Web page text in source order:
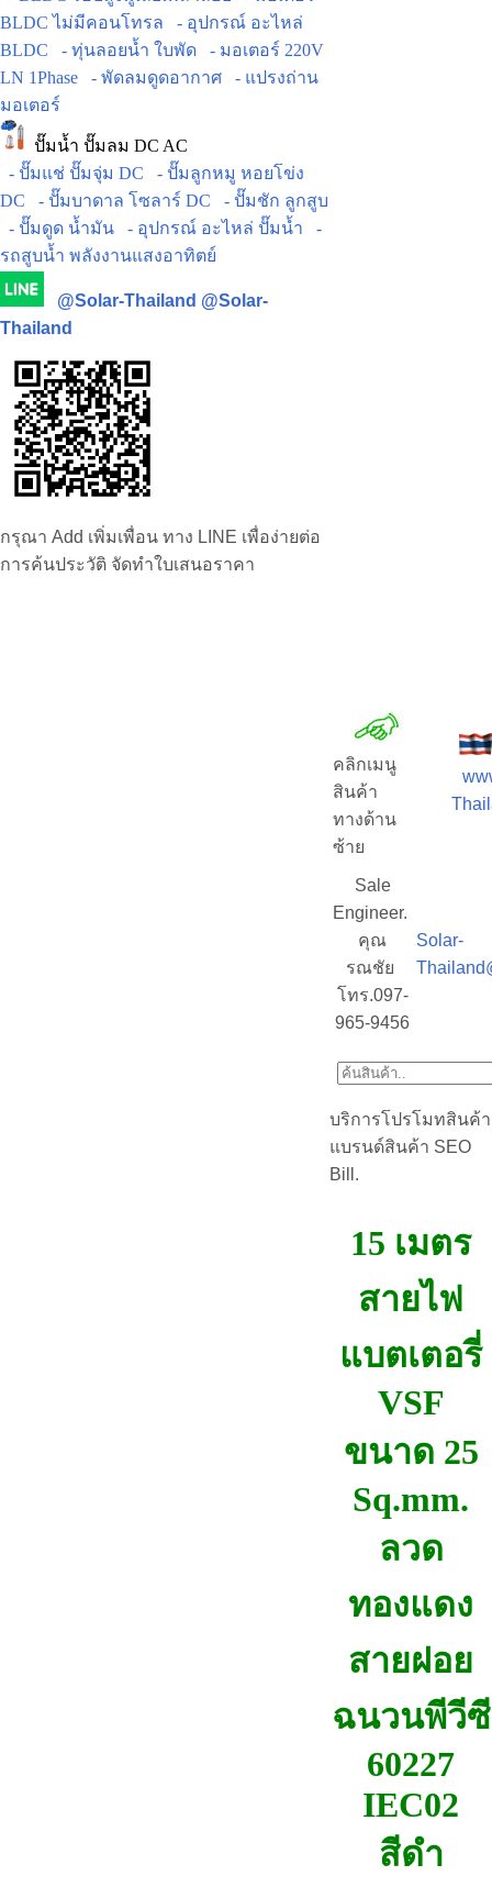
BLDC ไม่มีคอนโทรล
- อุปกรณ์ อะไหล่
BLDC
- ทุ่นลอยน้ำ ใบพัด
- มอเตอร์ 220V
LN 1Phase
- พัดลมดูดอากาศ
- แปรงถ่าน
มอเตอร์
ปั๊มน้ำ ปั๊มลม DC AC
- ปั๊มแช่ ปั๊มจุ่ม DC
- ปั๊มลูกหมู หอยโข่ง
DC
- ปั๊มบาดาล โซลาร์ DC
- ปั๊มชัก ลูกสูบ
- ปั๊มดูด น้ำมัน
- อุปกรณ์ อะไหล่ ปั๊มน้ำ
-
รถสูบน้ำ พลังงานแสงอาทิตย์
@Solar-Thailand @Solar-
Thailand
กรุณา Add เพิ่มเพื่อน ทาง LINE เพื่อง่ายต่อ
การค้นประวัติ จัดทำใบเสนอราคา
คลิกเมนู
สินค้า
ทางด้าน
ซ้าย
Sale
Engineer.
คุณ
รณชัย
โทร.097-
965-9456
Solar-
บริการโปรโมทสินค้า
แบรนด์สินค้า SEO
Bill.
15 เมตร
สายไฟ
แบตเตอรี่
VSF
ขนาด 25
Sq.mm.
ลวด
ทองแดง
สายฝอย
ฉนวนพีวีซี
60227
IEC02
สีดำ